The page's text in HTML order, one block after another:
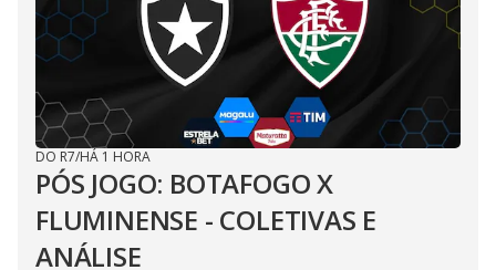
DO R7/HÁ 1 HORA
PÓS JOGO: BOTAFOGO X
FLUMINENSE - COLETIVAS E
ANÁLISE